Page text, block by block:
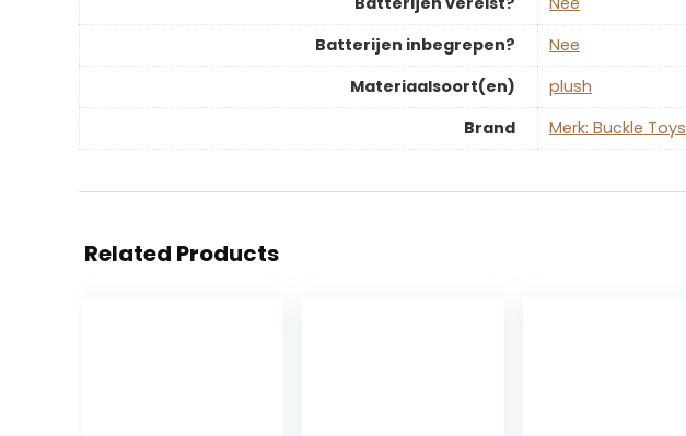
Batterijen inbegrepen?
‎Nee
Materiaalsoort(en)
‎plush
Brand
Merk: Buckle Toys
Related Products